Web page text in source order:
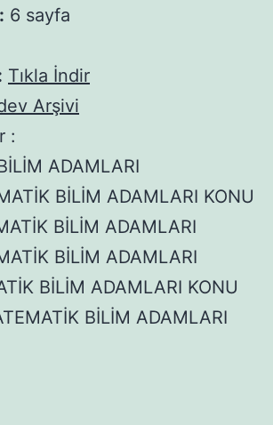
6 sayfa
Tıkla İndir
Arşivi
:
ADAMLARI
BİLİM ADAMLARI KONU
BİLİM ADAMLARI
BİLİM ADAMLARI
BİLİM ADAMLARI KONU
BİLİM ADAMLARI